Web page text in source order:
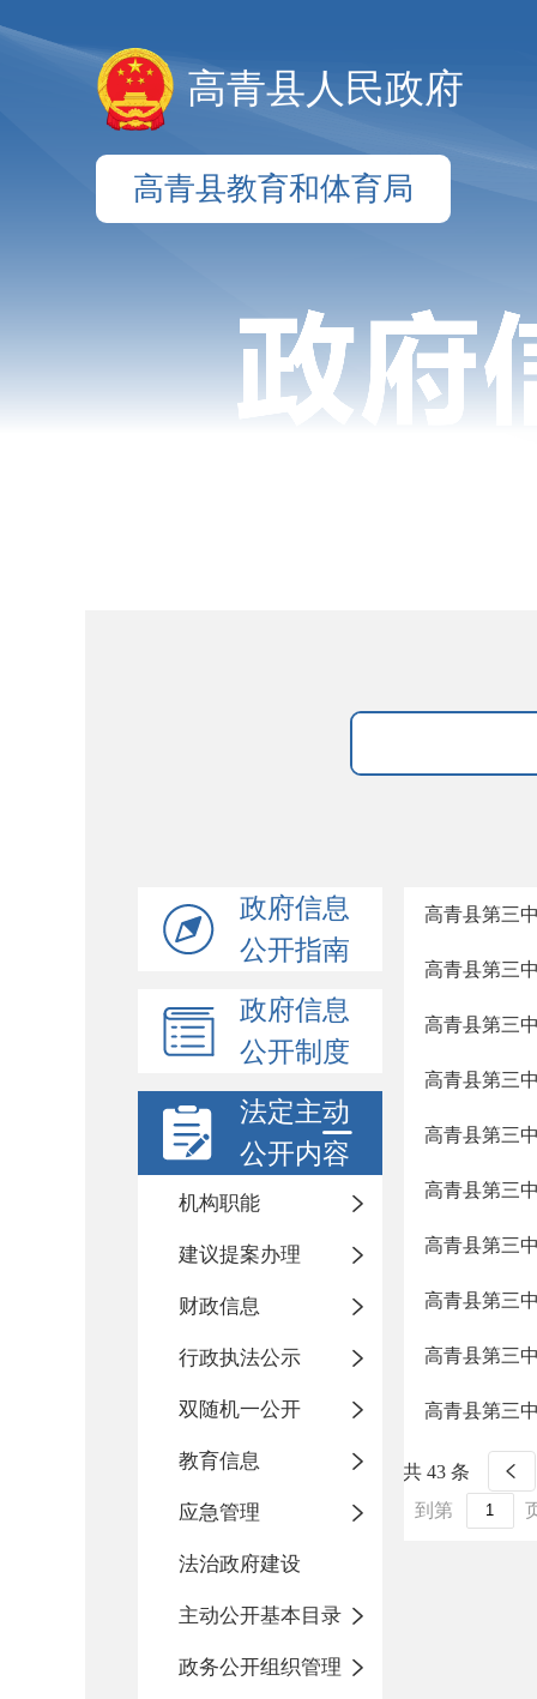
高青县人民政府
高青县教育和体育局
政府信息
公开指南
政府信息
公开制度
法定主动
公开内容
机构职能
建议提案办理
财政信息
行政执法公示
双随机一公开
教育信息
应急管理
法治政府建设
主动公开基本目录
政务公开组织管理
高青县第三
高青县第三
高青县第三
高青县第三
高青县第三
高青县第三
高青县第三
高青县第三
高青县第三
高青县第三
共 43 条
到第